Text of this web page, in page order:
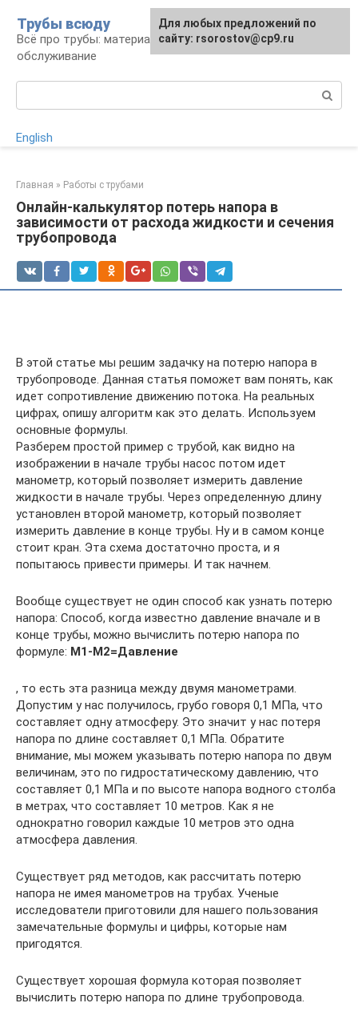
контенту
Трубы всюду
Всё про трубы: материалы, монтаж и
обслуживание
English
Главная » Работы с трубами
Онлайн-калькулятор потерь напора в
зависимости от расхода жидкости и сечения
трубопровода
В этой статье мы решим задачку на потерю напора в
трубопроводе. Данная статья поможет вам понять, как
идет сопротивление движению потока. На реальных
цифрах, опишу алгоритм как это делать. Используем
основные формулы.
Разберем простой пример с трубой, как видно на
изображении в начале трубы насос потом идет
манометр, который позволяет измерить давление
жидкости в начале трубы. Через определенную длину
установлен второй манометр, который позволяет
измерить давление в конце трубы. Ну и в самом конце
стоит кран. Эта схема достаточно проста, и я
попытаюсь привести примеры. И так начнем.
Вообще существует не один способ как узнать потерю
напора: Способ, когда известно давление вначале и в
конце трубы, можно вычислить потерю напора по
формуле: М1-М2=Давление
, то есть эта разница между двумя манометрами.
Допустим у нас получилось, грубо говоря 0,1 МПа, что
составляет одну атмосферу. Это значит у нас потеря
напора по длине составляет 0,1 МПа. Обратите
внимание, мы можем указывать потерю напора по двум
величинам, это по гидростатическому давлению, что
составляет 0,1 МПа и по высоте напора водного столба
в метрах, что составляет 10 метров. Как я не
однократно говорил каждые 10 метров это одна
атмосфера давления.
Существует ряд методов, как рассчитать потерю
напора не имея манометров на трубах. Ученые
исследователи приготовили для нашего пользования
замечательные формулы и цифры, которые нам
пригодятся.
Существует хорошая формула которая позволяет
вычислить потерю напора по длине трубопровода.
Для любых предложений по
сайту: rsorostov@cp9.ru